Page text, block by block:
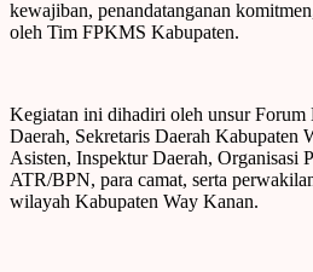
kewajiban, penandatanganan
oleh Tim FPKMS Kabupaten.
Kegiatan ini dihadiri oleh unsur
Daerah, Sekretaris Daerah Kabupaten
Asisten, Inspektur Daerah, Organisasi
ATR/BPN, para camat, serta
wilayah Kabupaten Way Kanan.